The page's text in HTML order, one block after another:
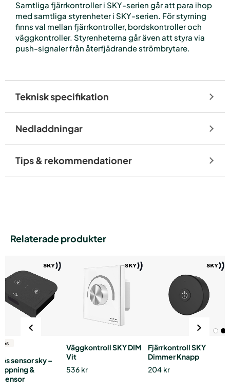
Samtliga fjärrkontroller i SKY-serien går att para ihop
med samtliga styrenheter i SKY-serien. För styrning
finns val mellan fjärrkontroller, bordskontroller och
väggkontroller. Styrenheterna går även att styra via
push-signaler från återfjädrande strömbrytare.
Teknisk specifikation
Nedladdningar
Tips & rekommendationer
Relaterade produkter
sensor sky –
&
Väggkontroll SKY DIM
Vit
536 kr
Fjärrkontroll SKY
Dimmer Knapp
204 kr